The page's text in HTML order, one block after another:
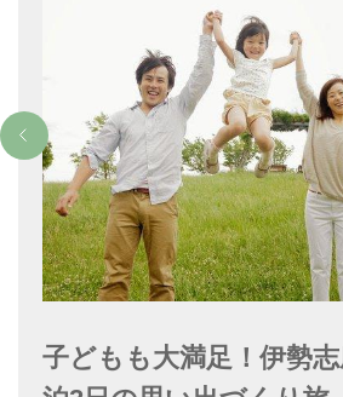
子どもも大満足！伊勢